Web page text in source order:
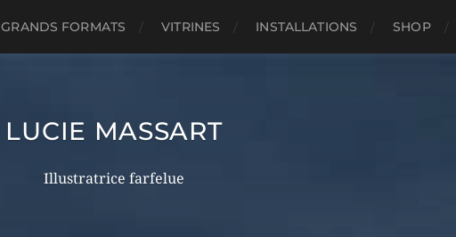
GRANDS FORMATS VITRINES INSTALLATIONS SHOP
LUCIE MASSART
Illustratrice farfelue